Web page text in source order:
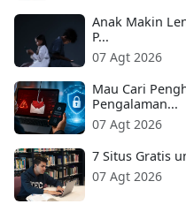
Anak Makin
P...
07 Agt 2026
Mau Cari
Pengalaman...
07 Agt 2026
7 Situs Gratis
07 Agt 2026